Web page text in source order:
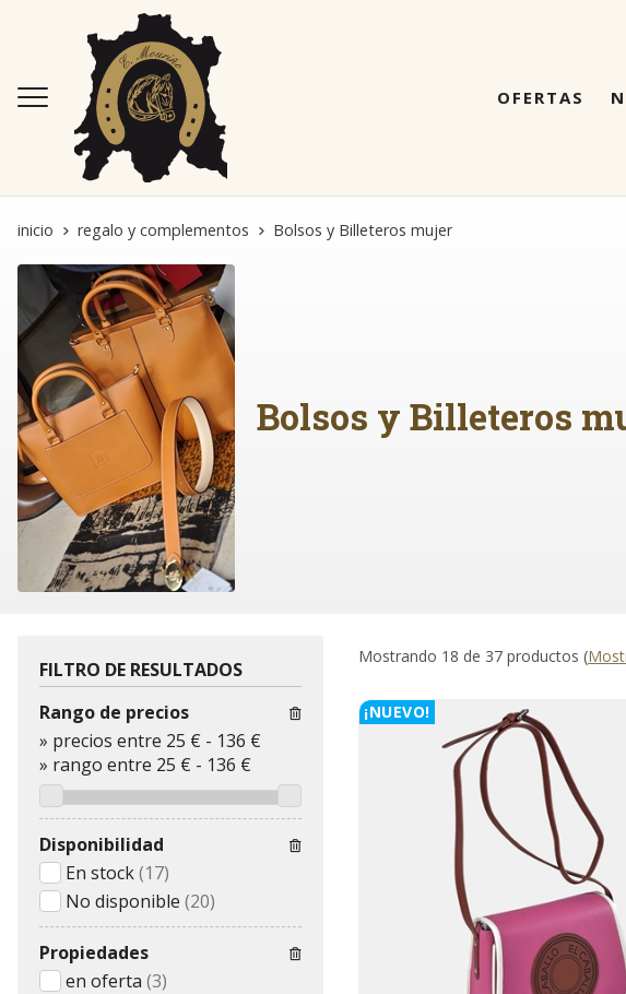
OFERTAS
inicio regalo y complementos Bolsos y Billeteros mujer
Bolsos y Billeteros
Mostrando 18 de 37 productos (
¡NUEVO!
FILTRO DE RESULTADOS
Rango de precios
» precios entre 25 € - 136 €
» rango entre 25 € - 136 €
Disponibilidad
En stock(17)
No disponible (20)
Propiedades
en oferta (3)